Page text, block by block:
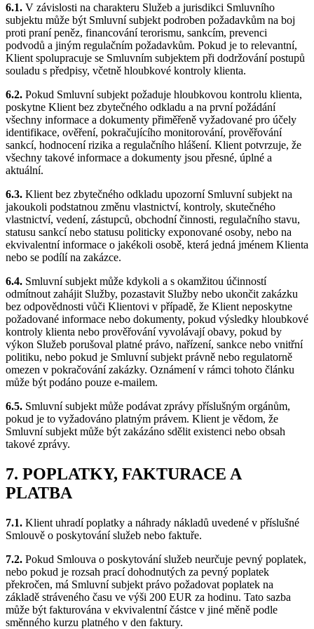
6.1. V závislosti na charakteru Služeb a jurisdikci Smluvního
subjektu může být Smluvní subjekt podroben požadavkům na boj
proti praní peněz, financování terorismu, sankcím, prevenci
podvodů a jiným regulačním požadavkům. Pokud je to relevantní,
Klient spolupracuje se Smluvním subjektem při dodržování postupů
souladu s předpisy, včetně hloubkové kontroly klienta.
6.2. Pokud Smluvní subjekt požaduje hloubkovou kontrolu klienta,
poskytne Klient bez zbytečného odkladu a na první požádání
všechny informace a dokumenty přiměřeně vyžadované pro účely
identifikace, ověření, pokračujícího monitorování, prověřování
sankcí, hodnocení rizika a regulačního hlášení. Klient potvrzuje, že
všechny takové informace a dokumenty jsou přesné, úplné a
aktuální.
6.3. Klient bez zbytečného odkladu upozorní Smluvní subjekt na
jakoukoli podstatnou změnu vlastnictví, kontroly, skutečného
vlastnictví, vedení, zástupců, obchodní činnosti, regulačního stavu,
statusu sankcí nebo statusu politicky exponované osoby, nebo na
ekvivalentní informace o jakékoli osobě, která jedná jménem Klienta
nebo se podílí na zakázce.
6.4. Smluvní subjekt může kdykoli a s okamžitou účinností
odmítnout zahájit Služby, pozastavit Služby nebo ukončit zakázku
bez odpovědnosti vůči Klientovi v případě, že Klient neposkytne
požadované informace nebo dokumenty, pokud výsledky hloubkové
kontroly klienta nebo prověřování vyvolávají obavy, pokud by
výkon Služeb porušoval platné právo, nařízení, sankce nebo vnitřní
politiku, nebo pokud je Smluvní subjekt právně nebo regulatorně
omezen v pokračování zakázky. Oznámení v rámci tohoto článku
může být podáno pouze e-mailem.
6.5. Smluvní subjekt může podávat zprávy příslušným orgánům,
pokud je to vyžadováno platným právem. Klient je vědom, že
Smluvní subjekt může být zakázáno sdělit existenci nebo obsah
takové zprávy.
7. POPLATKY, FAKTURACE A
PLATBA
7.1. Klient uhradí poplatky a náhrady nákladů uvedené v příslušné
Smlouvě o poskytování služeb nebo faktuře.
7.2. Pokud Smlouva o poskytování služeb neurčuje pevný poplatek,
nebo pokud je rozsah prací dohodnutých za pevný poplatek
překročen, má Smluvní subjekt právo požadovat poplatek na
základě stráveného času ve výši 200 EUR za hodinu. Tato sazba
může být fakturována v ekvivalentní částce v jiné měně podle
směnného kurzu platného v den faktury.